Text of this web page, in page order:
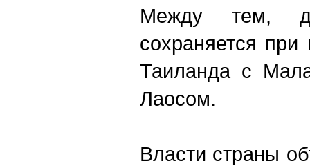
Между тем,
сохраняется при
Таиланда с
Лаосом.
Власти страны